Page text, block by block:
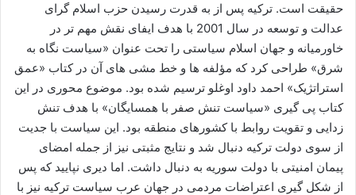
حقیقت است. ترکیه پس از به قدرت رسیدن حزب اسلام گرای
عدالت و توسعه در سال 2001 با هدف ایفای نقش مهم تر در
خاورمیانه و جهان اسلام سیاستی را تحت عنوان «سیاست نگاه به
شرق» طراحی کرد که مؤلفه ها و خط مشی های آن در کتاب «عمق
استراتژیک» احمد داود اوغلو ترسیم شده بود. موضوع محوری در این
کتاب پی گیری «سیاست تنش صفر با همسایگان» با هدف تنش
زدایی و تقویت روابط با کشورهای منطقه بود. این سیاست با جدیت
از سوی دولت ترکیه دنبال شد و نتایج مثبتی نیز از جمله امضای
پیمان امنیتی با دولت سوریه به دنبال داشت. اما دیری نپایید که پس
از شکل گیری اعتراضات مردمی در جهان عرب سیاست ترکیه نیز با